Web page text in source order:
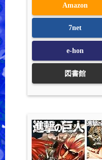
Amazon
7net
e-hon
図書館